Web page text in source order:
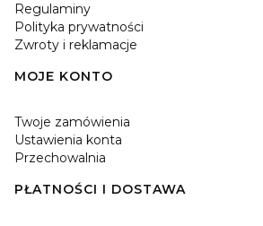
Regulaminy
Polityka prywatności
Zwroty i reklamacje
MOJE KONTO
Twoje zamówienia
Ustawienia konta
Przechowalnia
PŁATNOŚCI I DOSTAWA